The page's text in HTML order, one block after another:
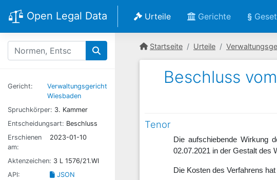
Open Legal Data Urteile Gerichte §
Gericht:
Verwaltungsgericht
Wiesbaden
Spruchkörper: 3. Kammer
Entscheidungsart: Beschluss
Erschienen
am:
2023-01-10
Aktenzeichen: 3 L 1576/21.WI
API:
JSON
Startseite Urteile
Beschluss
Tenor
Die aufschiebende Wirkung
02.07.2021 in der Gestalt des
Die Kosten des Verfahrens